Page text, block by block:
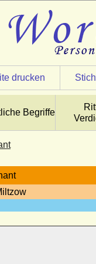
drucken
Begriffe